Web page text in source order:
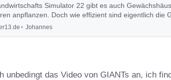
Simulator 22 gibt es auch
anpflanzen. Doch wie effizient sind eigentlich die
gut?
Johannes
unbedingt das Video von GIANTs an, ich